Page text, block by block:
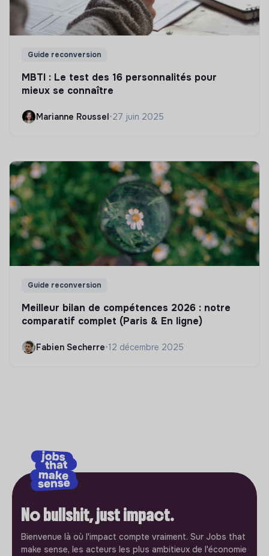
Guide reconversion
MBTI : Le test des 16 personnalités pour
mieux se connaître
Marianne Roussel•27 juin 2025
Guide reconversion
Meilleur bilan de compétences 2026 : notre
comparatif complet (Paris & En ligne)
Fabien Secherre•12 décembre 2025
No bullshit, just impact.
Bienvenue là où l'impact compte vraiment. Sur Jobs that
make sense, les acteurs les plus ambitieux de l'économie